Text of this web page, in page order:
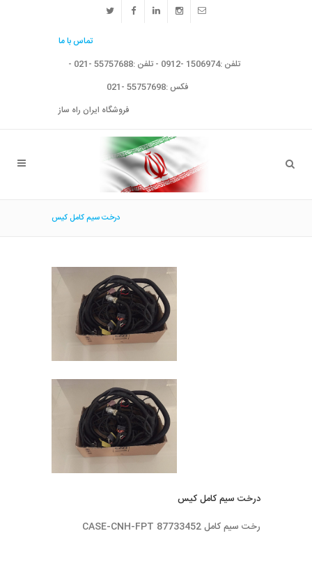
تماس با ما
تلفن :1506974 -0912 - تلفن :55757688 -021 -
فکس :55757698 -021
فروشگاه ایران راه ساز
درخت سيم كامل كيس
درخت سيم كامل كيس
رخت سيم كامل 87733452 CASE-CNH-FPT